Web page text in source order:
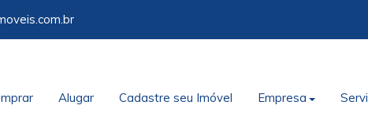
Alugar Cadastre seu Imóvel Empresa